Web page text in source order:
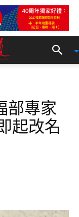
部專家
起改名